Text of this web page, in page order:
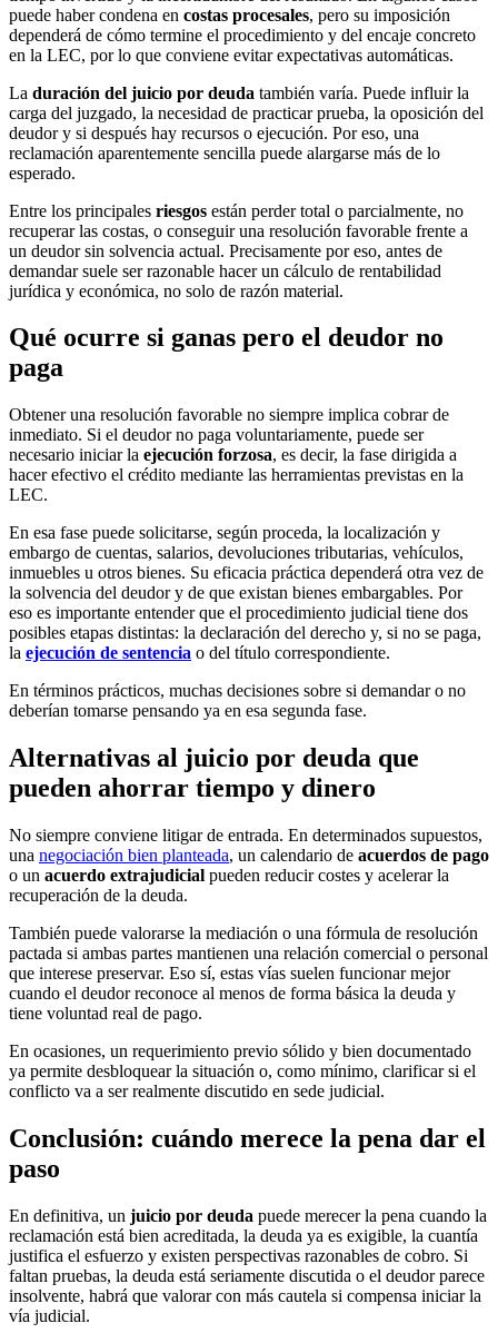
puede haber condena en costas procesales, pero su imposición
dependerá de cómo termine el procedimiento y del encaje concreto
en la LEC, por lo que conviene evitar expectativas automáticas.
La duración del juicio por deuda también varía. Puede influir la
carga del juzgado, la necesidad de practicar prueba, la oposición del
deudor y si después hay recursos o ejecución. Por eso, una
reclamación aparentemente sencilla puede alargarse más de lo
esperado.
Entre los principales riesgos están perder total o parcialmente, no
recuperar las costas, o conseguir una resolución favorable frente a
un deudor sin solvencia actual. Precisamente por eso, antes de
demandar suele ser razonable hacer un cálculo de rentabilidad
jurídica y económica, no solo de razón material.
Qué ocurre si ganas pero el deudor no
paga
Obtener una resolución favorable no siempre implica cobrar de
inmediato. Si el deudor no paga voluntariamente, puede ser
necesario iniciar la ejecución forzosa, es decir, la fase dirigida a
hacer efectivo el crédito mediante las herramientas previstas en la
LEC.
En esa fase puede solicitarse, según proceda, la localización y
embargo de cuentas, salarios, devoluciones tributarias, vehículos,
inmuebles u otros bienes. Su eficacia práctica dependerá otra vez de
la solvencia del deudor y de que existan bienes embargables. Por
eso es importante entender que el procedimiento judicial tiene dos
posibles etapas distintas: la declaración del derecho y, si no se paga,
la ejecución de sentencia o del título correspondiente.
En términos prácticos, muchas decisiones sobre si demandar o no
deberían tomarse pensando ya en esa segunda fase.
Alternativas al juicio por deuda que
pueden ahorrar tiempo y dinero
No siempre conviene litigar de entrada. En determinados supuestos,
una negociación bien planteada, un calendario de acuerdos de pago
o un acuerdo extrajudicial pueden reducir costes y acelerar la
recuperación de la deuda.
También puede valorarse la mediación o una fórmula de resolución
pactada si ambas partes mantienen una relación comercial o personal
que interese preservar. Eso sí, estas vías suelen funcionar mejor
cuando el deudor reconoce al menos de forma básica la deuda y
tiene voluntad real de pago.
En ocasiones, un requerimiento previo sólido y bien documentado
ya permite desbloquear la situación o, como mínimo, clarificar si el
conflicto va a ser realmente discutido en sede judicial.
Conclusión: cuándo merece la pena dar el
paso
En definitiva, un juicio por deuda puede merecer la pena cuando la
reclamación está bien acreditada, la deuda ya es exigible, la cuantía
justifica el esfuerzo y existen perspectivas razonables de cobro. Si
faltan pruebas, la deuda está seriamente discutida o el deudor parece
insolvente, habrá que valorar con más cautela si compensa iniciar la
vía judicial.